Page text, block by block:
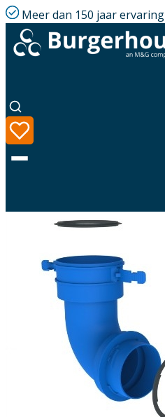
Meer dan 150 jaar ervaring
Assortiment
Oplossingen
Downloads